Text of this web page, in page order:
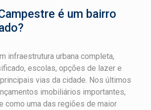
é um bairro
infraestrutura urbana completa,
escolas, opções de lazer e
vias da cidade. Nos últimos
imobiliários importantes,
como uma das regiões de maior